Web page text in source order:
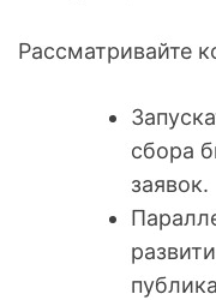
Рассматривайте
сбора
заявок.